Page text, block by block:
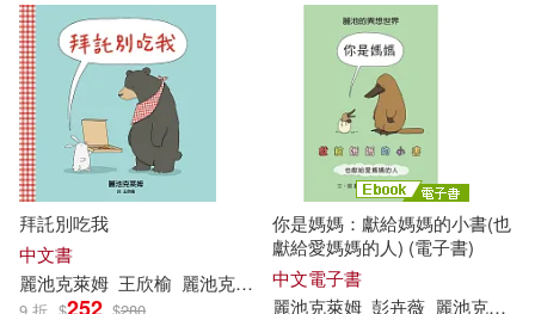
拜託別吃我
中文書
麗池克萊姆 王欣榆 麗池克萊姆（ LizClimo
你是媽媽：獻給媽媽的小書(也
獻給愛媽媽的人) (電子書)
中文電子書
麗池克萊姆 彭卉薇 麗池克萊姆（